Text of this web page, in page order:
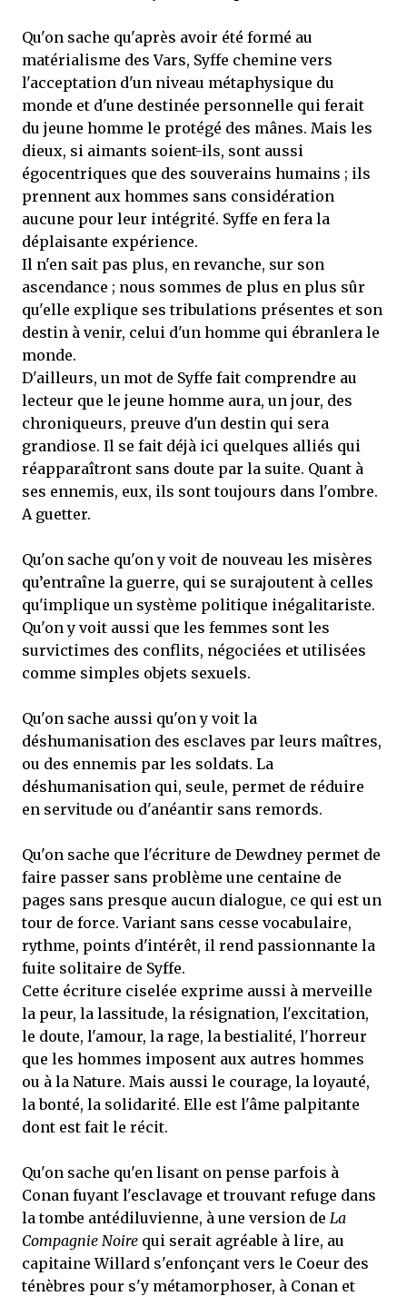
Qu'on sache qu'après avoir été formé au
matérialisme des Vars, Syffe chemine vers
l'acceptation d'un niveau métaphysique du
monde et d'une destinée personnelle qui ferait
du jeune homme le protégé des mânes. Mais les
dieux, si aimants soient-ils, sont aussi
égocentriques que des souverains humains ; ils
prennent aux hommes sans considération
aucune pour leur intégrité. Syffe en fera la
déplaisante expérience.
Il n'en sait pas plus, en revanche, sur son
ascendance ; nous sommes de plus en plus sûr
qu'elle explique ses tribulations présentes et son
destin à venir, celui d'un homme qui ébranlera le
monde.
D'ailleurs, un mot de Syffe fait comprendre au
lecteur que le jeune homme aura, un jour, des
chroniqueurs, preuve d'un destin qui sera
grandiose. Il se fait déjà ici quelques alliés qui
réapparaîtront sans doute par la suite. Quant à
ses ennemis, eux, ils sont toujours dans l'ombre.
A guetter.
Qu'on sache qu'on y voit de nouveau les misères
qu’entraîne la guerre, qui se surajoutent à celles
qu'implique un système politique inégalitariste.
Qu'on y voit aussi que les femmes sont les
survictimes des conflits, négociées et utilisées
comme simples objets sexuels.
Qu'on sache aussi qu'on y voit la
déshumanisation des esclaves par leurs maîtres,
ou des ennemis par les soldats. La
déshumanisation qui, seule, permet de réduire
en servitude ou d'anéantir sans remords.
Qu'on sache que l'écriture de Dewdney permet de
faire passer sans problème une centaine de
pages sans presque aucun dialogue, ce qui est un
tour de force. Variant sans cesse vocabulaire,
rythme, points d'intérêt, il rend passionnante la
fuite solitaire de Syffe.
Cette écriture ciselée exprime aussi à merveille
la peur, la lassitude, la résignation, l'excitation,
le doute, l'amour, la rage, la bestialité, l'horreur
que les hommes imposent aux autres hommes
ou à la Nature. Mais aussi le courage, la loyauté,
la bonté, la solidarité. Elle est l'âme palpitante
dont est fait le récit.
Qu'on sache qu'en lisant on pense parfois à
Conan fuyant l'esclavage et trouvant refuge dans
la tombe antédiluvienne, à une version de La
Compagnie Noire qui serait agréable à lire, au
capitaine Willard s'enfonçant vers le Coeur des
ténèbres pour s'y métamorphoser, à Conan et